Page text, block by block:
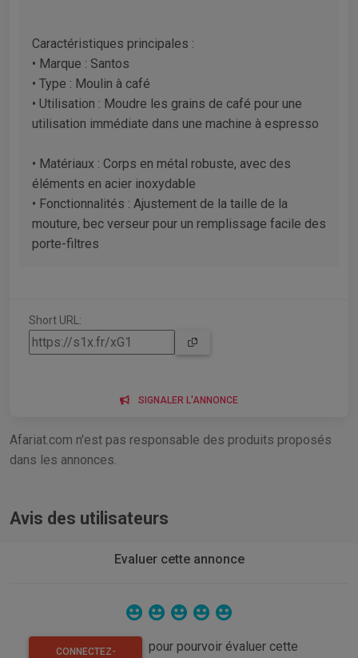
Caractéristiques principales :
• Marque : Santos
• Type : Moulin à café
• Utilisation : Moudre les grains de café pour une
utilisation immédiate dans une machine à espresso
• Matériaux : Corps en métal robuste, avec des
éléments en acier inoxydable
• Fonctionnalités : Ajustement de la taille de la
mouture, bec verseur pour un remplissage facile des
porte-filtres
Short URL:
SIGNALER L'ANNONCE
Afariat.com n'est pas responsable des produits proposés
dans les annonces.
Avis des utilisateurs
Evaluer cette annonce
CONNECTEZ- pour pourvoir évaluer cette